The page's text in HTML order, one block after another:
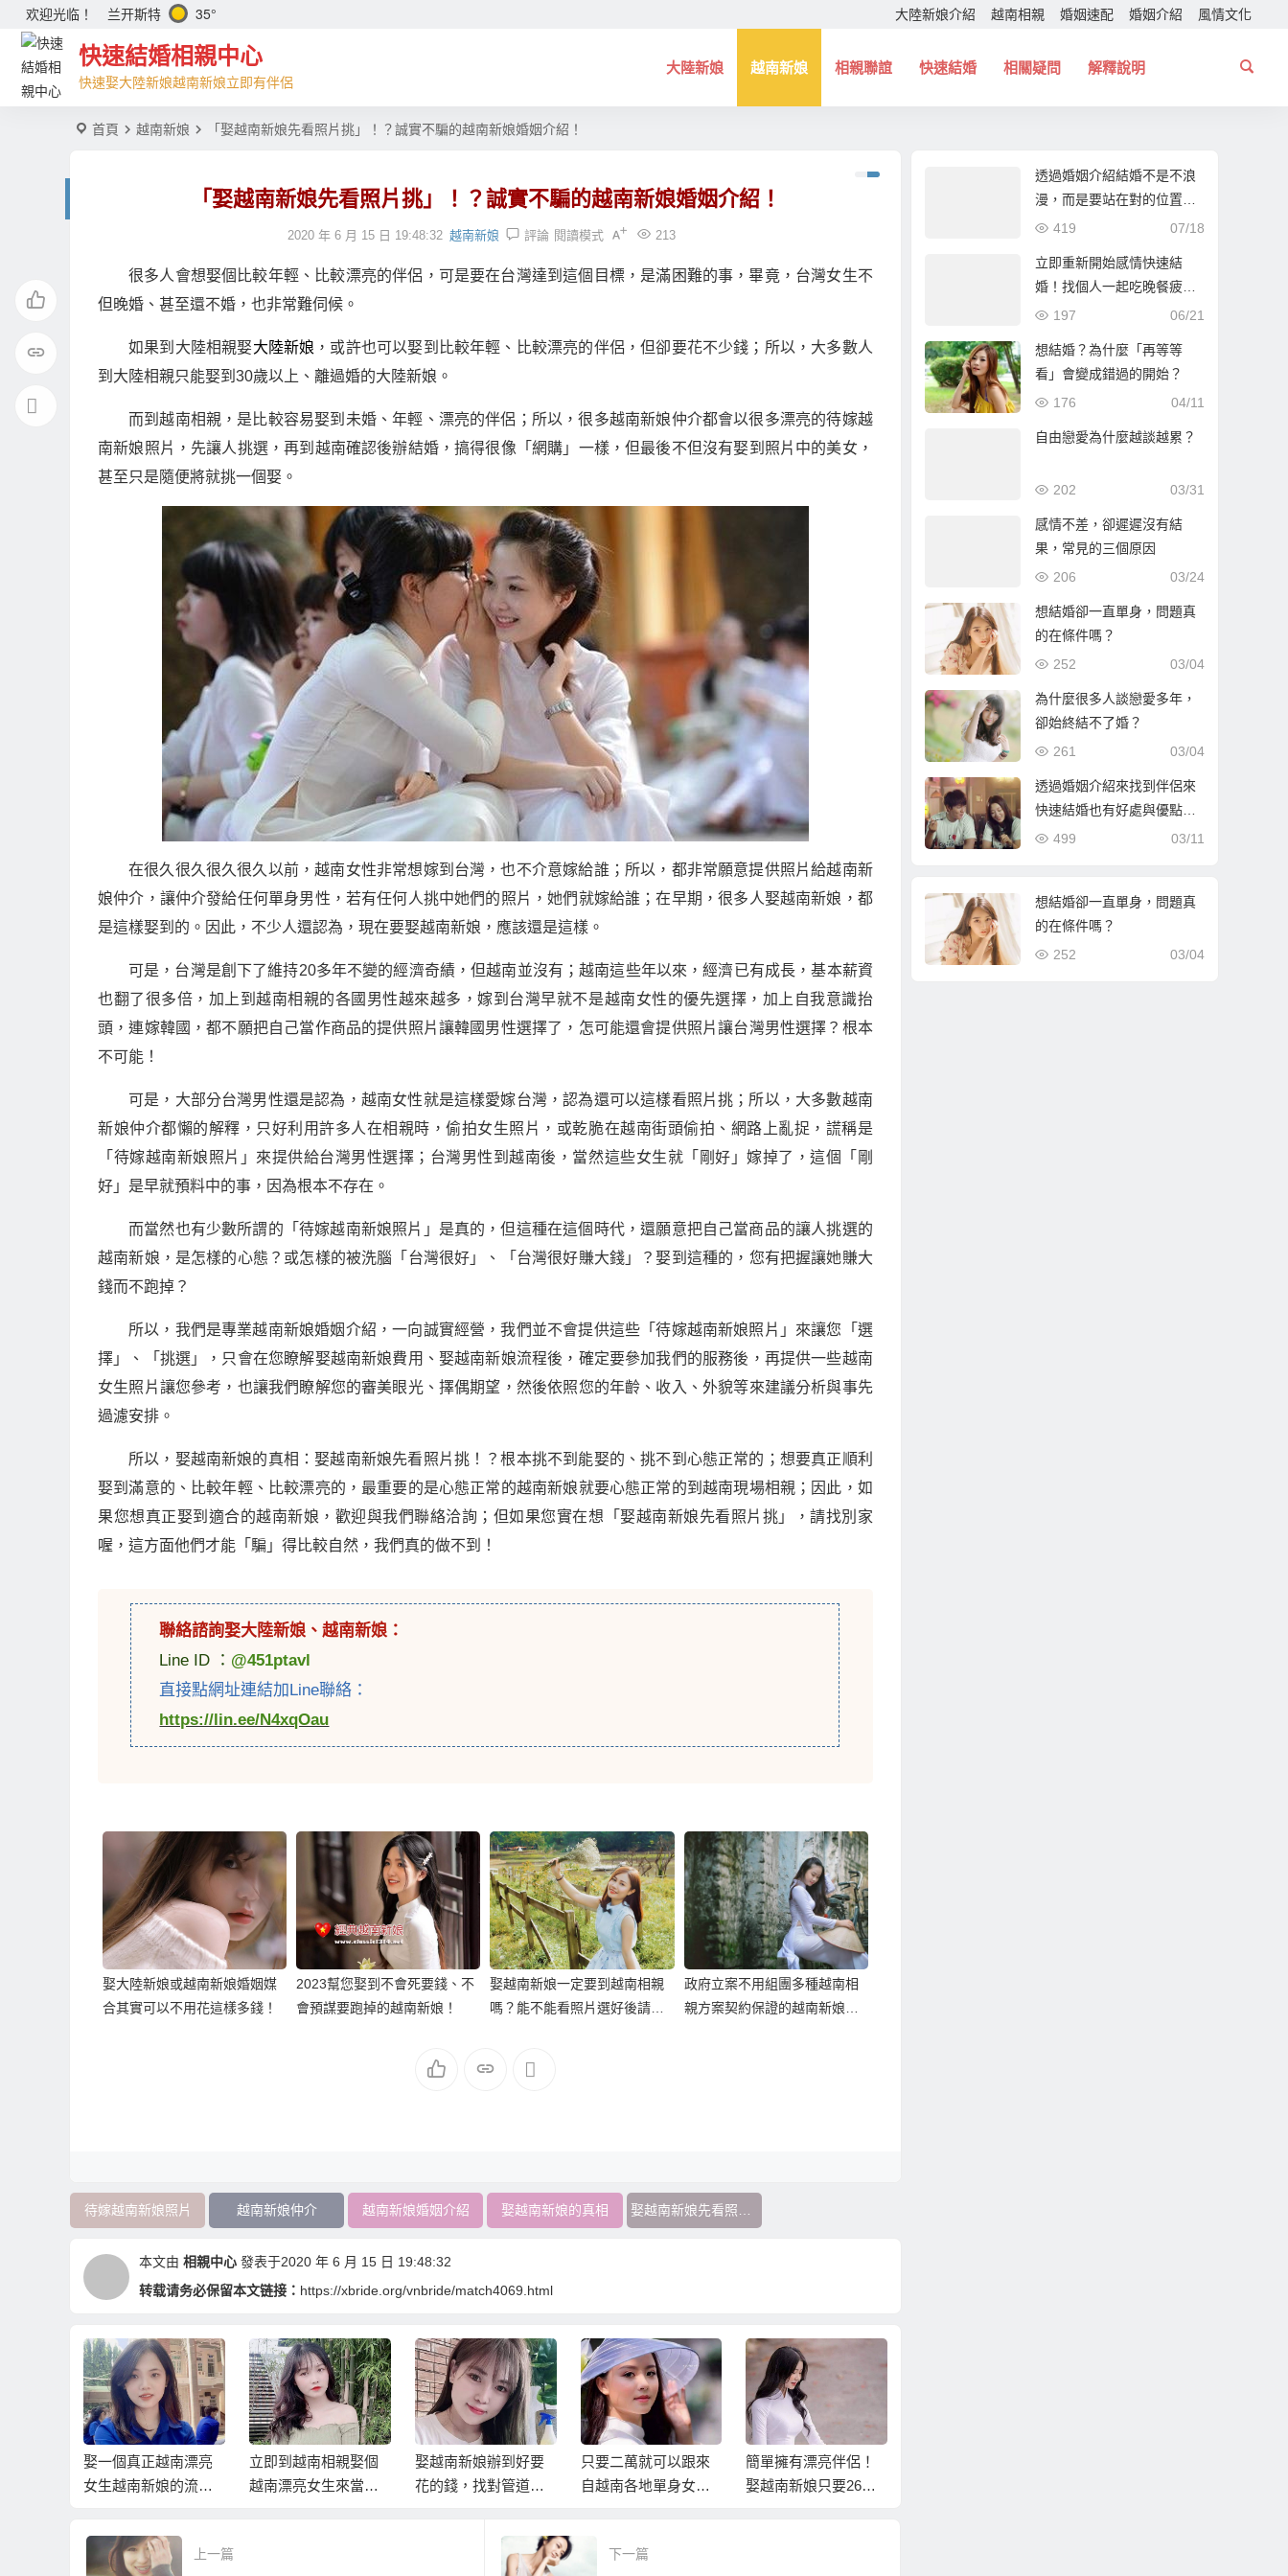
欢迎光临！ 兰开斯特 35° 大陸新娘介紹 越南相親 婚姻速配 婚姻介紹 風情文化
快速結婚相親中心
快速娶大陸新娘越南新娘立即有伴侶
大陸新娘 越南新娘 相親聯誼 快速結婚 相關疑問 解釋說明
首頁 越南新娘 「娶越南新娘先看照片挑」！？誠實不騙的越南新娘婚姻介紹！
「娶越南新娘先看照片挑」！？誠實不騙的越南新娘婚姻介紹！
2020 年 6 月 15 日 19:48:32 越南新娘 評論 213
閱讀模式
很多人會想娶個比較年輕、比較漂亮的伴侶，可是要在台灣達到這個目標，是滿困難的事，畢竟，台灣女生不
但晚婚、甚至還不婚，也非常難伺候。
如果到大陸相親娶大陸新娘 ，或許也可以娶到比較年輕、比較漂亮的伴侶，但卻要花不少錢；所以，大多數人
到大陸相親只能娶到30歲以上、離過婚的大陸新娘。
而到越南相親，是比較容易娶到未婚、年輕、漂亮的伴侶；所以，很多越南新娘仲介都會以很多漂亮的待嫁越
南新娘照片，先讓人挑選，再到越南確認後辦結婚，搞得很像「網購」一樣，但最後不但沒有娶到照片中的美女，
甚至只是隨便將就挑一個娶。
在很久很久很久很久以前，越南女性非常想嫁到台灣，也不介意嫁給誰；所以，都非常願意提供照片給越南新
娘仲介，讓仲介發給任何單身男性，若有任何人挑中她們的照片，她們就嫁給誰；在早期，很多人娶越南新娘，都
是這樣娶到的。因此，不少人還認為，現在要娶越南新娘，應該還是這樣。
可是，台灣是創下了維持20多年不變的經濟奇績，但越南並沒有；越南這些年以來，經濟已有成長，基本薪資
也翻了很多倍，加上到越南相親的各國男性越來越多，嫁到台灣早就不是越南女性的優先選擇，加上自我意識抬
頭，連嫁韓國，都不願把自己當作商品的提供照片讓韓國男性選擇了，怎可能還會提供照片讓台灣男性選擇？根本
不可能！
可是，大部分台灣男性還是認為，越南女性就是這樣愛嫁台灣，認為還可以這樣看照片挑；所以，大多數越南
新娘仲介都懶的解釋，只好利用許多人在相親時，偷拍女生照片，或乾脆在越南街頭偷拍、網路上亂捉，謊稱是
「待嫁越南新娘照片」來提供給台灣男性選擇；台灣男性到越南後，當然這些女生就「剛好」嫁掉了，這個「剛
好」是早就預料中的事，因為根本不存在。
而當然也有少數所謂的「待嫁越南新娘照片」是真的，但這種在這個時代，還願意把自己當商品的讓人挑選的
越南新娘，是怎樣的心態？或怎樣的被洗腦「台灣很好」、「台灣很好賺大錢」？娶到這種的，您有把握讓她賺大
錢而不跑掉？
所以，我們是專業越南新娘婚姻介紹，一向誠實經營，我們並不會提供這些「待嫁越南新娘照片」來讓您「選
擇」、「挑選」，只會在您瞭解娶越南新娘費用、娶越南新娘流程後，確定要參加我們的服務後，再提供一些越南
女生照片讓您參考，也讓我們瞭解您的審美眼光、擇偶期望，然後依照您的年齡、收入、外貌等來建議分析與事先
過濾安排。
所以，娶越南新娘的真相：娶越南新娘先看照片挑！？根本挑不到能娶的、挑不到心態正常的；想要真正順利
娶到滿意的、比較年輕、比較漂亮的，最重要的是心態正常的越南新娘就要心態正常的到越南現場相親；因此，如
果您想真正娶到適合的越南新娘，歡迎與我們聯絡洽詢；但如果您實在想「娶越南新娘先看照片挑」，請找別家
喔，這方面他們才能「騙」得比較自然，我們真的做不到！
聯絡諮詢娶大陸新娘 、越南新娘 ：
Line ID ： @451ptavl
直接點網址連結加Line聯絡：
https://lin.ee/N4xqOau
娶大陸新娘或越南新娘婚姻媒
合其實可以不用花這樣多錢！
2023幫您娶到不會死要錢、不
會預謀要跑掉的越南新娘！
娶越南新娘一定要到越南相親
嗎？能不能看照片選好後請越
政府立案不用組團多種越南相
親方案契約保證的越南新娘相
待嫁越南新娘照片 越南新娘仲介 越南新娘婚姻介紹 娶越南新娘的真相 娶越南新娘先看照片挑
本文由 相親中心 發表于2020 年 6 月 15 日 19:48:32
转载请务必保留本文链接： https://xbride.org/vnbride/match4069.html
娶一個真正越南漂亮
女生越南新娘的流程
立即到越南相親娶個
越南漂亮女生來當伴
娶越南新娘辦到好要
花的錢，找對管道與
只要二萬就可以跟來
自越南各地單身女生
簡單擁有漂亮伴侶！
娶越南新娘只要26萬
上一篇 下一篇
透過婚姻介紹結婚不是不浪
漫，而是要站在對的位置！
幫你找個一起走下去的人！
07/18
419
立即重新開始感情快速結
婚！找個人一起吃晚餐疲憊
時能夠互相依靠！
06/21
197
想結婚？為什麼「再等等
看」會變成錯過的開始？
04/11
176
自由戀愛為什麼越談越累？
03/31
202
感情不差，卻遲遲沒有結
果，常見的三個原因
03/24
206
想結婚卻一直單身，問題真
的在條件嗎？
03/04
252
為什麼很多人談戀愛多年，
卻始終結不了婚？
03/04
261
透過婚姻介紹來找到伴侶來
快速結婚也有好處與優點…
03/11
499
想結婚卻一直單身，問題真
的在條件嗎？
03/04
252